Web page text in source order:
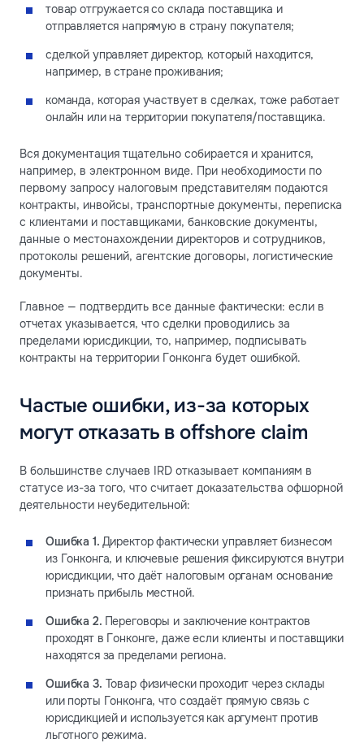
товар отгружается со склада поставщика и
отправляется напрямую в страну покупателя;
сделкой управляет директор, который находится,
например, в стране проживания;
команда, которая участвует в сделках, тоже работает
онлайн или на территории покупателя/поставщика.
Вся документация тщательно собирается и хранится,
например, в электронном виде. При необходимости по
первому запросу налоговым представителям подаются
контракты, инвойсы, транспортные документы, переписка
с клиентами и поставщиками, банковские документы,
данные о местонахождении директоров и сотрудников,
протоколы решений, агентские договоры, логистические
документы.
Главное — подтвердить все данные фактически: если в
отчетах указывается, что сделки проводились за
пределами юрисдикции, то, например, подписывать
контракты на территории Гонконга будет ошибкой.
Частые ошибки, из-за которых
могут отказать в offshore claim
В большинстве случаев IRD отказывает компаниям в
статусе из-за того, что считает доказательства офшорной
деятельности неубедительной:
Ошибка 1. Директор фактически управляет бизнесом
из Гонконга, и ключевые решения фиксируются внутри
юрисдикции, что даёт налоговым органам основание
признать прибыль местной.
Ошибка 2. Переговоры и заключение контрактов
проходят в Гонконге, даже если клиенты и поставщики
находятся за пределами региона.
Ошибка 3. Товар физически проходит через склады
или порты Гонконга, что создаёт прямую связь с
юрисдикцией и используется как аргумент против
льготного режима.